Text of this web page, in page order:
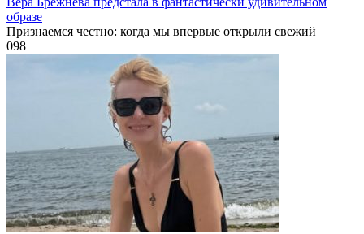
образе
Признаемся честно: когда мы впервые открыли свежий
098